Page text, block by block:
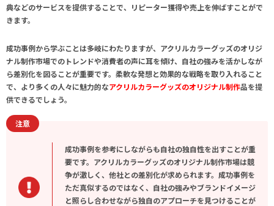
典などのサービスを提供することで、リピーター獲得や売上を伸ばすことがで
きます。
成功事例から学ぶことは多岐にわたりますが、 アクリルカラーグッズのオリジ
ナル制作市場でのトレンドや消費者の声に耳を傾け、自社の強みを活かしなが
ら差別化を図ることが重要です。柔軟な発想と効果的な戦略を取り入れること
で、より多くの人々に魅力的なアクリルカラーグッズのオリジナル制作品を提
供できるでしょう。
注意
成功事例を参考にしながらも自社の独自性を出すことが重
要です。アクリルカラーグッズのオリジナル制作市場は競
争が激しく、他社との差別化が求められます。成功事例を
ただ真似するのではなく、自社の強みやブランドイメージ
と照らし合わせながら独自のアプローチを見つけることが